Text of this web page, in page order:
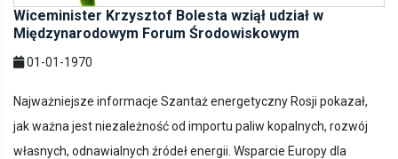
Wiceminister Krzysztof Bolesta wziął udział w
Międzynarodowym Forum Środowiskowym
01-01-1970
Najważniejsze informacje Szantaż energetyczny Rosji pokazał,
jak ważna jest niezależność od importu paliw kopalnych, rozwój
własnych, odnawialnych źródeł energii. Wsparcie Europy dla